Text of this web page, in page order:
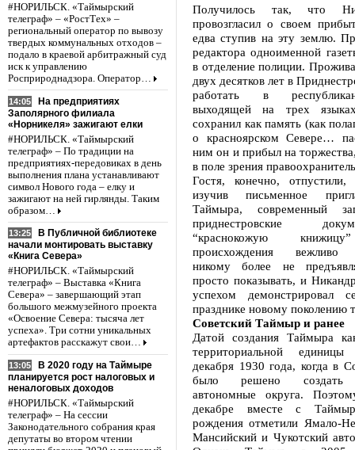
#НОРИЛЬСК. «Таймырский
телеграф» – «РостТех» –
региональный оператор по вывозу
твердых коммунальных отходов –
подало в краевой арбитражный суд
иск к управлению
Росприроднадзора. Оператор…
14:05
На предприятиях
Заполярного филиала
«Норникеля» зажигают елки
#НОРИЛЬСК. «Таймырский
телеграф» – По традиции на
предприятиях-передовиках в день
выполнения плана устанавливают
символ Нового года – елку и
зажигают на ней гирлянды. Таким
образом…
13:25
В Публичной библиотеке
начали монтировать выставку
«Книга Севера»
#НОРИЛЬСК. «Таймырский
телеграф» – Выставка «Книга
Севера» – завершающий этап
большого межмузейного проекта
«Освоение Севера: тысяча лет
успеха». Три сотни уникальных
артефактов расскажут свои…
13:05
В 2020 году на Таймыре
планируется рост налоговых и
неналоговых доходов
#НОРИЛЬСК. «Таймырский
телеграф» – На сессии
Законодательного собрания края
депутаты во втором чтении
Получилось так, что
провозгласил о своем
едва ступив на эту землю.
редактора одноименной
в отделение полиции.
двух десятков лет в
работать в
выходящей на трех
сохранил как память (как
о красноярском Севере…
ним он и прибыл на
в поле зрения
Гостя, конечно, отпустили,
изучив письменное
Таймыра, современный
приднестровские
“краснокожую
происхождения вежливо
никому более не
просто показывать, и
успехом демонстрировал
празднике новому поколению
Советский Таймыр и ранее
Датой создания Таймыра
территориальной
декабря 1930 года, когда в
было решено создать
автономные округа.
декабре вместе с
рождения отметили Ямало-
Мансийский и Чукотский